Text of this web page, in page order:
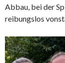
Abbau, bei der
reibungslos